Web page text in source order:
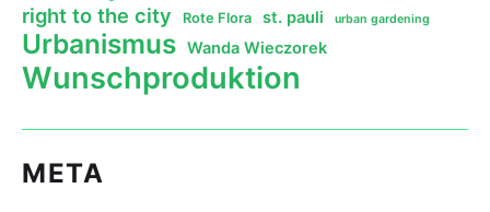
right to the city Rote Flora st. pauli urban gardening
Urbanismus Wanda Wieczorek
Wunschproduktion
META